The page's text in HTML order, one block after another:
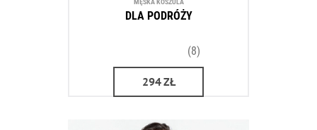
MĘSKA KOSZULA
DLA PODRÓŻY
(8)
294ZŁ